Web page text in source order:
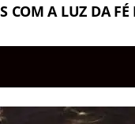
COM A LUZ DA FÉ